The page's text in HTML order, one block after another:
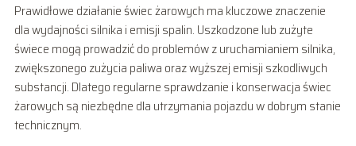
Prawidłowe działanie świec żarowych ma kluczowe znaczenie
dla wydajności silnika i emisji spalin. Uszkodzone lub zużyte
świece mogą prowadzić do problemów z uruchamianiem silnika,
zwiększonego zużycia paliwa oraz wyższej emisji szkodliwych
substancji. Dlatego regularne sprawdzanie i konserwacja świec
żarowych są niezbędne dla utrzymania pojazdu w dobrym stanie
technicznym.